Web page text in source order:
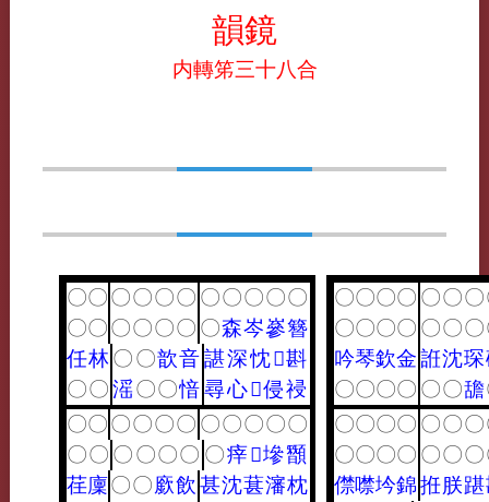
韻鏡
内轉笫三十八合
〇〇〇〇〇〇 〇〇〇〇〇
〇〇〇〇〇〇 〇森岑嵾簪
任林 〇〇歆音 諶深忱𧡪斟
〇〇滛〇〇愔 尋心𩷒侵祲
〇〇〇〇〇〇 〇〇〇〇〇
〇〇 〇〇〇〇 〇㾕𩒣墋䫬
荏廩〇〇廞飲甚沈葚瀋枕
〇〇〇〇 〇〇〇
〇〇〇〇 〇〇〇
吟琴欽金䛘沈琛
〇〇〇〇 〇〇舚
〇〇〇〇 〇〇〇
〇〇〇〇 〇〇〇
僸噤坅錦拰朕踸